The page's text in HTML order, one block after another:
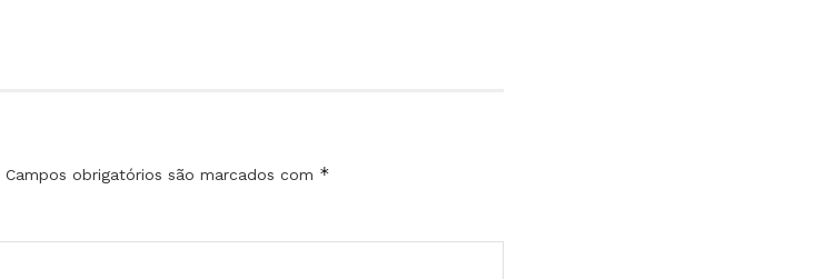
Campos obrigatórios são marcados com *